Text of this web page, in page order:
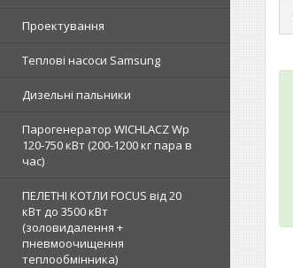
Проектування
Теплові насоси Samsung
Дизельні пальники
Парогенератор WICHLACZ Wp
120-750 кВт (200-1200 кг пара в
чаc)
ПЕЛЕТНІ КОТЛИ FOCUS від 20
кВт до 3500 кВт
(золовидалення +
пневмоочищення
теплообмінника)